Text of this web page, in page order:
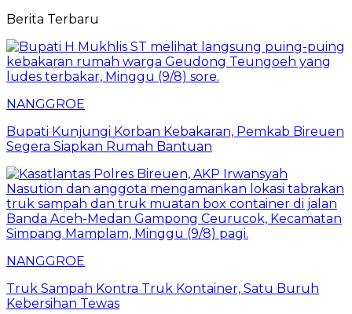
Berita Terbaru
NANGGROE
Bupati Kunjungi Korban Kebakaran, Pemkab Bireuen
Segera Siapkan Rumah Bantuan
NANGGROE
Truk Sampah Kontra Truk Kontainer, Satu Buruh
Kebersihan Tewas